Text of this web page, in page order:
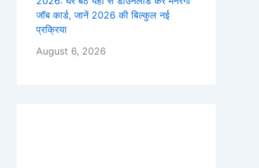
जॉब कार्ड, जानें 2026 की बिल्कुल नई
प्रक्रिया
August 6, 2026